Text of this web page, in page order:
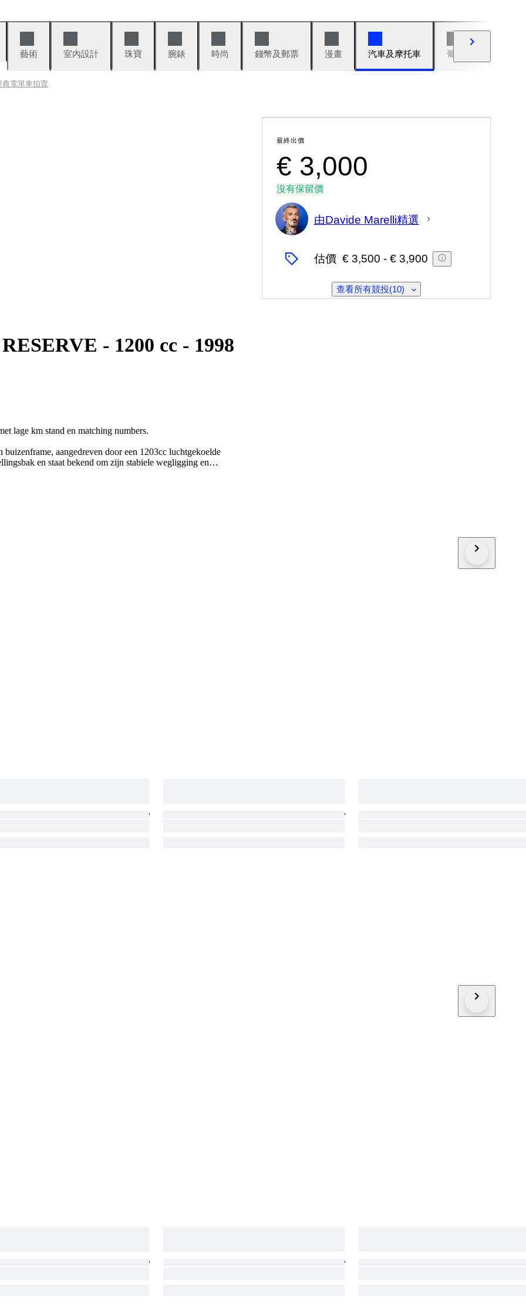
藝術
室內設計 珠寶 腕錶 時尚 錢幣及郵票 漫畫 汽車及摩托車 葡萄酒與烈酒
典電單車拍賣
- 1200 cc - 1998
lage km stand en matching numbers.
aangedreven door een 1203cc luchtgekoelde
en staat bekend om zijn stabiele wegligging en
stil gestaan. Zal dus verder even nagekeken moeten worden
最終出價
€ 3,000
沒有保留價
專
家
由Davide Marelli精選
估價 € 3,500 - € 3,900
查看所有競投(10)